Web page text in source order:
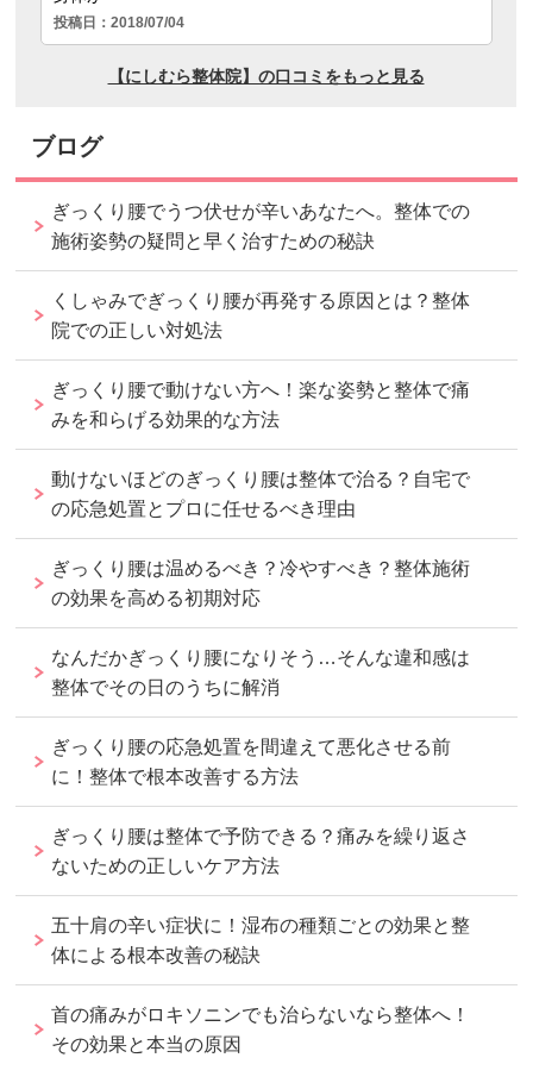
ブログ
ぎっくり腰でうつ伏せが辛いあなたへ。整体での
施術姿勢の疑問と早く治すための秘訣
くしゃみでぎっくり腰が再発する原因とは？整体
院での正しい対処法
ぎっくり腰で動けない方へ！楽な姿勢と整体で痛
みを和らげる効果的な方法
動けないほどのぎっくり腰は整体で治る？自宅で
の応急処置とプロに任せるべき理由
ぎっくり腰は温めるべき？冷やすべき？整体施術
の効果を高める初期対応
なんだかぎっくり腰になりそう…そんな違和感は
整体でその日のうちに解消
ぎっくり腰の応急処置を間違えて悪化させる前
に！整体で根本改善する方法
ぎっくり腰は整体で予防できる？痛みを繰り返さ
ないための正しいケア方法
五十肩の辛い症状に！湿布の種類ごとの効果と整
体による根本改善の秘訣
首の痛みがロキソニンでも治らないなら整体へ！
その効果と本当の原因